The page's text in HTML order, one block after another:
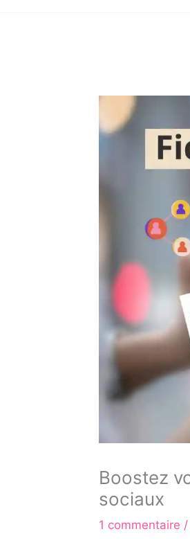
Boostez
sociaux
1 commentaire /